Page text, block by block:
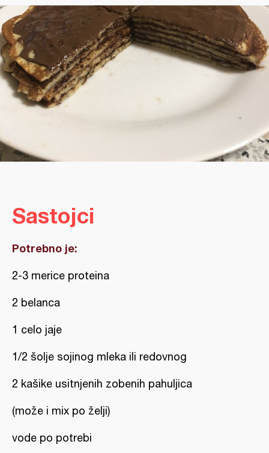
Sastojci
Potrebno je:
2-3 merice proteina
2 belanca
1 celo jaje
1/2 šolje sojinog mleka ili redovnog
2 kašike usitnjenih zobenih pahuljica
(može i mix po želji)
vode po potrebi